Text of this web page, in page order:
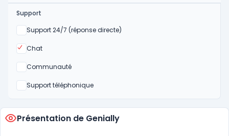
Support
Support 24/7 (réponse directe)
Non
Chat
Oui
Communauté
Non
Support téléphonique
Non
Présentation de Genially